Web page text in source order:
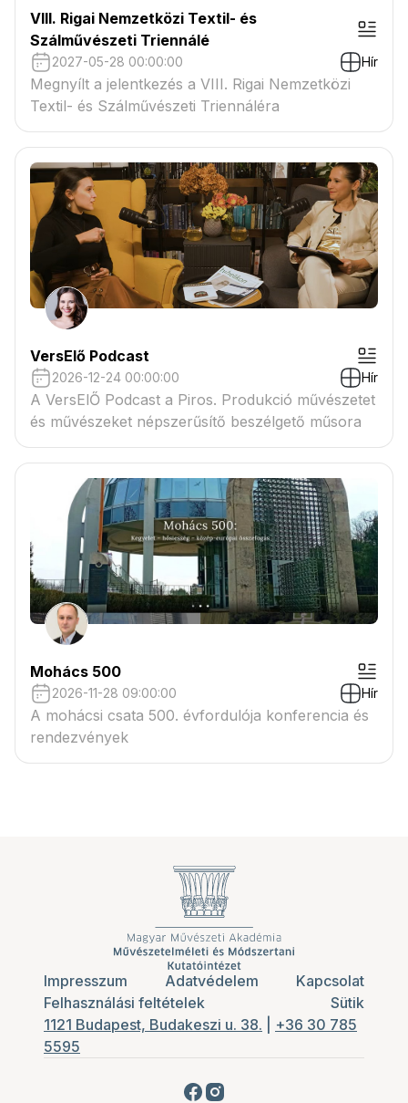
VIII. Rigai Nemzetközi Textil- és
Szálművészeti Triennálé
2027-05-28 00:00:00 Hír
Megnyílt a jelentkezés a VIII. Rigai Nemzetközi
Textil- és Szálművészeti Triennáléra
VersElő Podcast
2026-12-24 00:00:00 Hír
A VersElŐ Podcast a Piros. Produkció művészetet
és művészeket népszerűsítő beszélgető műsora
Mohács 500
2026-11-28 09:00:00 Hír
A mohácsi csata 500. évfordulója konferencia és
rendezvények
Impresszum Adatvédelem
Kapcsolat
Felhasználási feltételek
Sütik
1121 Budapest, Budakeszi u. 38.
+36 30 785
5595